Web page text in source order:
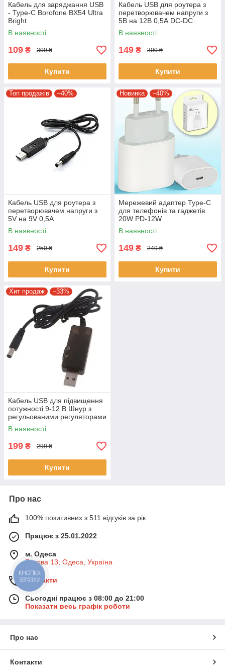
Кабель для заряджання USB
- Type-C Borofone BX54 Ultra
Bright
В наявності
109 ₴ 309 ₴
Купити
Кабель USB для роутера з
перетворювачем напруги з
5В на 12В 0,5А DC-DC
В наявності
149 ₴ 300 ₴
Купити
Топ продажів –40%
Кабель USB для роутера з
перетворювачем напруги з
5V на 9V 0,5А
В наявності
149 ₴ 250 ₴
Купити
Новинка –40%
Мережевий адаптер Type-C
для телефонів та гаджетів
20W PD-12W
В наявності
149 ₴ 249 ₴
Купити
Хит продаж –33%
Кабель USB для підвищення
потужності 9-12 В Шнур з
регульованими регуляторами
напруги Wi-Fi-
маршрутизатора
В наявності
199 ₴ 299 ₴
Купити
Про нас
100% позитивних з 511 відгуків за рік
Працює з 25.01.2022
м. Одеса
Базова 13, Одеса, Україна
Контакти
Сьогодні працює з 08:00 до 21:00
Показати весь графік роботи
Про нас
Контакти
КНОПКА
ЗВ'ЯЗКУ